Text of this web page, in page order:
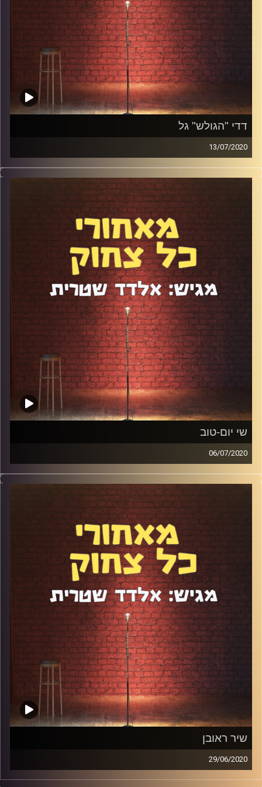
דדי "הגולש" גל
13/07/2020
דדי "הגולש" גל התחיל להופיע אי שם בשנות ה-90 המוקדמות.
דדי לוקה ב-CP ומופיע עם כסא גלגלים. דיברנו על הקשיים,
האתגרים וההבדלים בין הסטנדאפ של אז לסטנדאפ של היום,
על תקופת הקורונה, על מועדוני הסטנדאפ ועוד מלא.
קרדיט תמונות: אלדד שטרית
שי יום-טוב
06/07/2020
שי יום טוב הוא סטנדאפיסט ואושיית רשת בקנה מידה
אוניברסלי. הוא היה מהראשונים בארץ שזיהו את הפוטנציאל
בטיק-טוק ומאז הוא צבר מאות אלפי עוקבים. דיברנו על הדרך
שהוא עשה ברשתות החברתיות, על יצירה בימי הקורונה, על
ניצול הזדמנויות, על אמונה וכמובן שגם על סטנדאפ.
קרדיט תמונות:אלדד שטרית
שיר ראובן
29/06/2020
אחרי פגרת הקורונה הפודקאסט חוזר עם שיר ראובן המבריקה!